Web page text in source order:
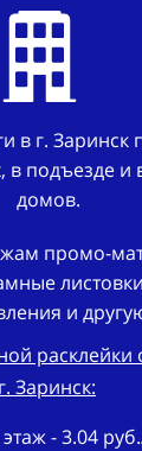
в г. Заринск
в подъезде и
домов.
промо-
и
Заринск:
- 3.04